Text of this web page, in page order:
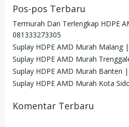
Pos-pos Terbaru
Termurah Dan Terlengkap HDPE
081333273305
Suplay HDPE AMD Murah Malang
Suplay HDPE AMD Murah
Suplay HDPE AMD Murah Banten
Suplay HDPE AMD Murah Kota
Komentar Terbaru